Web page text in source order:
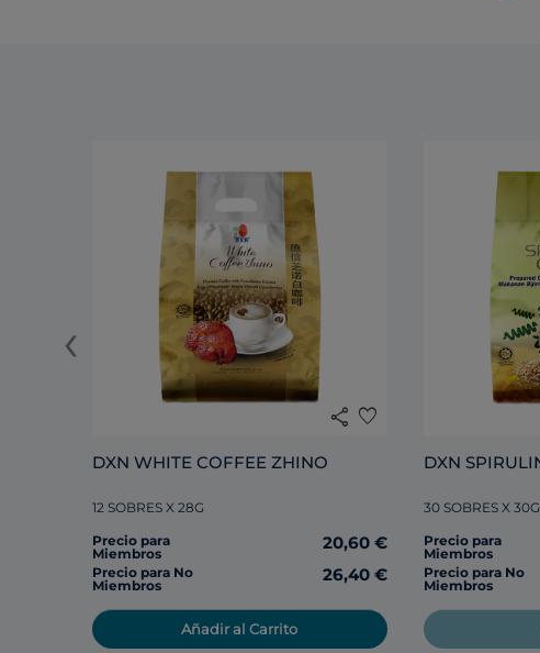
share favorite
DXN WHITE COFFEE ZHINO
12 SOBRES X 28G
Precio para
Miembros
20,60 €
Precio para No
Miembros
26,40 €
Añadir al Carrito
30 SOBRES X 30G
Precio para
Miembros
Precio para No
Miembros
‹